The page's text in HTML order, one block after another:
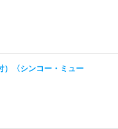
）〈シンコー・ミュー